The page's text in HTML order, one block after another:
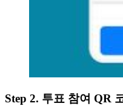
Step 2. 투표 참여 QR